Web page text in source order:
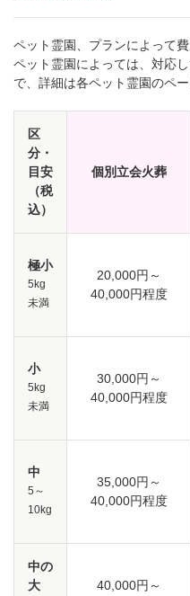
ペット霊園、プランによって
ペット霊園によっては、対応
で、詳細は各ペット霊園のペ
区
分・
目安
（税
込）
個別立会火葬
極小
5kg
未満
20,000円～
40,000円程度
小
5kg
未満
30,000円～
40,000円程度
中
5～
10kg
35,000円～
40,000円程度
中の
大
40,000円～